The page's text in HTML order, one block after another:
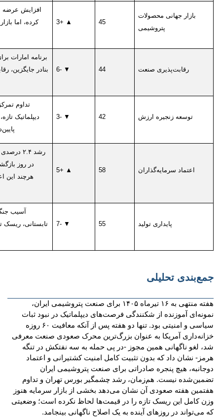
بازار جهانی محصولات
پتروشیمی
45
▲ +3
افزایش عرضه
کرده، اما
رقابت‌پذیری صنعت 44
▼ -6
برنامه امارات
بنادر جایگزین،
توسعه زنجیره ارزش 42
▼ -3
تداوم
دیپلماتیک
اعتماد سرمایه‌گذاران 58
▲ +5
در روز
هرچند این
پایداری تولید 55
▼ -7
آسیب
تابستانی،
جمع‌بندی تحلیلی
هفته منتهی به ۱۶ تیرماه ۱۴۰۵ برای صنعت پتروشیمی ایران،
نمونه‌ای آموزنده از شکنندگی فرصت‌های دیپلماتیک در نبود ثبات
سیاسی و امنیتی بود. تنها دو هفته پس از آنکه معافیت ۶۰ روزه
خزانه‌داری آمریکا به عنوان بزرگ‌ترین محرک صعودی صنعت معرفی
شد، لغو ناگهانی همین مجوز -در پی حمله به سه نفتکش در تنگه
هرمز- نشان داد که بدون تثبیت کامل امنیت کشتیرانی و اعتماد
دوجانبه، هیچ پنجره صادراتی برای صنعت پتروشیمی ایران
تضمین‌شده نیست. هم‌زمان، رشد چشمگیر بورس تهران و تداوم
هفتمین هفته صعودی آن نشان می‌دهد بخشی از بازار سرمایه هنوز
وزن کامل این ریسک تازه را در قیمت‌ها لحاظ نکرده است؛ وضعیتی
که می‌تواند در روزهای آینده به یک اصلاح ناگهانی بینجامد.